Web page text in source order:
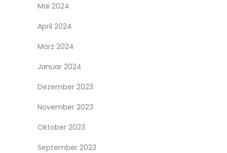
Mai 2024
April 2024
März 2024
Januar 2024
Dezember 2023
November 2023
Oktober 2023
September 2023